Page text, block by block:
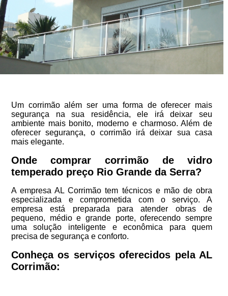
Um corrimão além ser uma forma de oferecer mais
segurança na sua residência, ele irá deixar seu
ambiente mais bonito, moderno e charmoso. Além de
oferecer segurança, o corrimão irá deixar sua casa
mais elegante.
Onde comprar corrimão de vidro
temperado preço Rio Grande da Serra?
A empresa AL Corrimão tem técnicos e mão de obra
especializada e comprometida com o serviço. A
empresa está preparada para atender obras de
pequeno, médio e grande porte, oferecendo sempre
uma solução inteligente e econômica para quem
precisa de segurança e conforto.
Conheça os serviços oferecidos pela AL
Corrimão: